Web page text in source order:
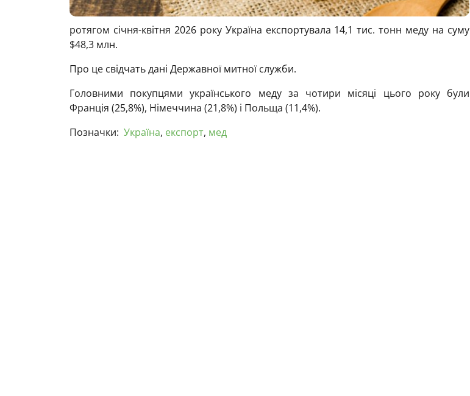
ротягом січня-квітня 2026 року Україна експортувала 14,1 тис. тонн меду на суму
$48,3 млн.
Про це свідчать дані Державної митної служби.
Головними покупцями українського меду за чотири місяці цього року були
Франція (25,8%), Німеччина (21,8%) і Польща (11,4%).
Позначки: Україна, експорт, мед